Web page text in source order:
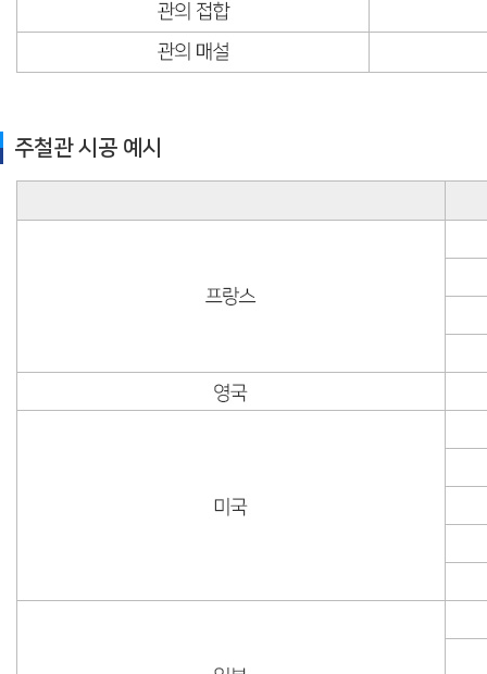
주철관 시공 예시